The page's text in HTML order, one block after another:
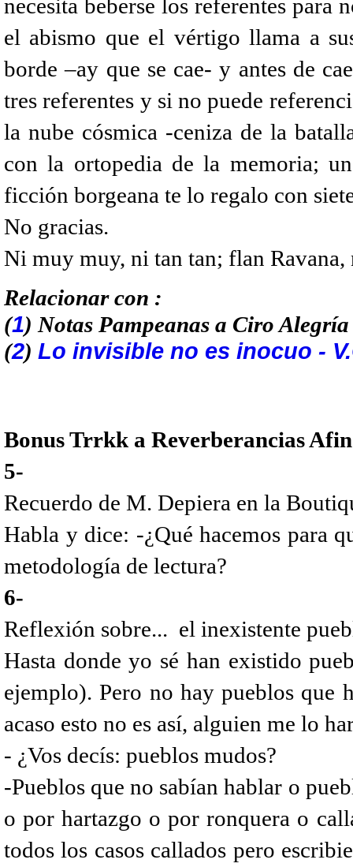
necesita beberse los referentes para
el abismo que el vértigo llama a
borde –ay que se cae- y antes de
tres referentes y si no puede
la nube cósmica -ceniza de la
con la ortopedia de la memoria;
ficción borgeana te lo regalo con
No gracias.
Ni muy muy, ni tan tan; flan Ravana,
Relacionar con :
(1) Notas Pampeanas a Ciro
(2) Lo invisible no es inocuo -
Bonus Trrkk a Reverberancias
5-
Recuerdo de M. Depiera en la
Habla y dice: -¿Qué hacemos para
metodología de lectura?
6-
Reflexión sobre... el inexistente
Hasta donde yo sé han existido
ejemplo). Pero no hay pueblos que
acaso esto no es así, alguien me lo
- ¿Vos decís: pueblos mudos?
-Pueblos que no sabían hablar o
o por hartazgo o por ronquera o
todos los casos callados pero